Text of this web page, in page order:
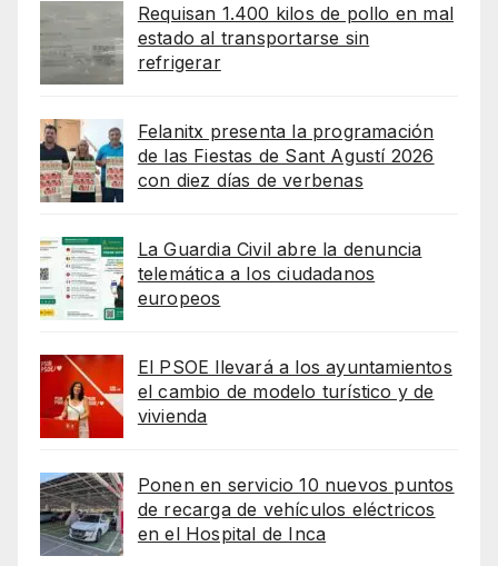
Requisan 1.400 kilos de pollo en mal
estado al transportarse sin
refrigerar
Felanitx presenta la programación
de las Fiestas de Sant Agustí 2026
con diez días de verbenas
La Guardia Civil abre la denuncia
telemática a los ciudadanos
europeos
El PSOE llevará a los ayuntamientos
el cambio de modelo turístico y de
vivienda
Ponen en servicio 10 nuevos puntos
de recarga de vehículos eléctricos
en el Hospital de Inca